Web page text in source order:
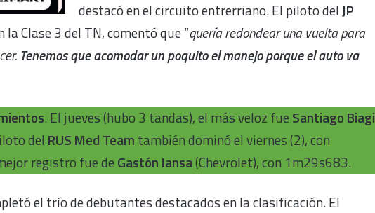
destacó en el circuito entrerriano. El piloto del JP
Clase 3 del TN, comentó que “quería redondear una vuelta para
Tenemos que acomodar un poquito el manejo porque el auto va
. El jueves (hubo 3 tandas), el más veloz fue Santiago Biagi
del RUS Med Team también dominó el viernes (2), con
registro fue de Gastón Iansa(Chevrolet), con 1m29s683.
el trío de debutantes destacados en la clasificación. El